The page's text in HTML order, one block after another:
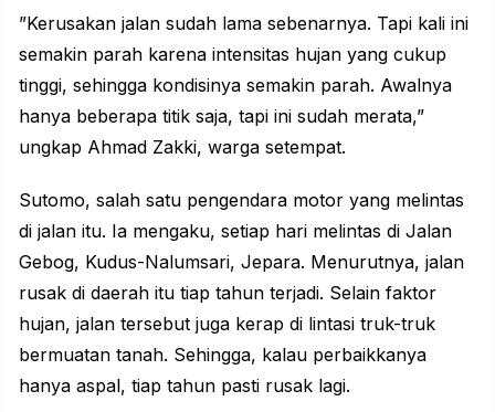
”Kerusakan jalan sudah lama sebenarnya. Tapi kali ini
semakin parah karena intensitas hujan yang cukup
tinggi, sehingga kondisinya semakin parah. Awalnya
hanya beberapa titik saja, tapi ini sudah merata,”
ungkap Ahmad Zakki, warga setempat.
Sutomo, salah satu pengendara motor yang melintas
di jalan itu. Ia mengaku, setiap hari melintas di Jalan
Gebog, Kudus-Nalumsari, Jepara. Menurutnya, jalan
rusak di daerah itu tiap tahun terjadi. Selain faktor
hujan, jalan tersebut juga kerap di lintasi truk-truk
bermuatan tanah. Sehingga, kalau perbaikkanya
hanya aspal, tiap tahun pasti rusak lagi.